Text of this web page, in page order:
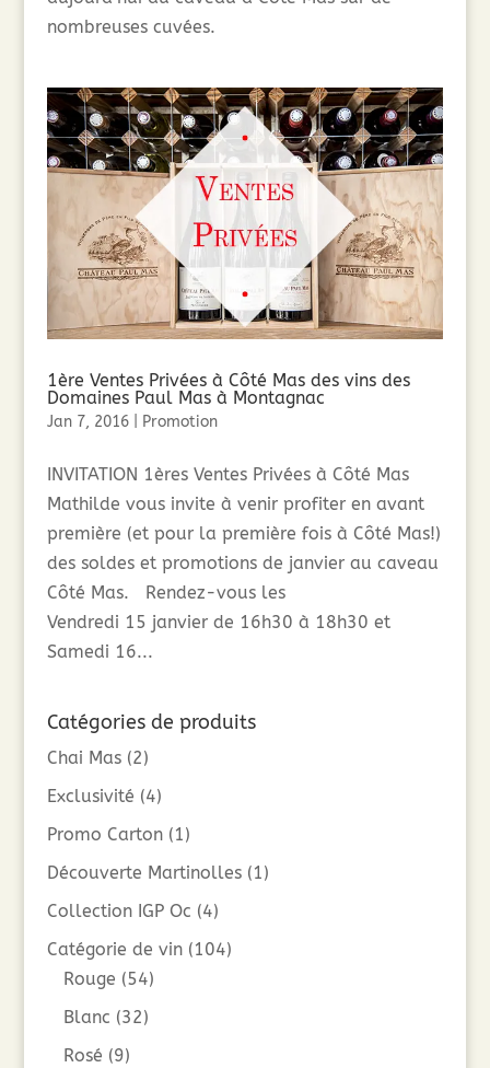
nombreuses cuvées.
1ère Ventes Privées à Côté Mas des vins des
Domaines Paul Mas à Montagnac
Jan 7, 2016| Promotion
INVITATION 1ères Ventes Privées à Côté Mas
Mathilde vous invite à venir profiter en avant
première (et pour la première fois à Côté Mas!)
des soldes et promotions de janvier au caveau
Côté Mas. Rendez-vous les
Vendredi 15 janvier de 16h30 à 18h30 et
Samedi 16...
Catégories de produits
Chai Mas (2)
Exclusivité (4)
Promo Carton (1)
Découverte Martinolles (1)
Collection IGP Oc (4)
Catégorie de vin (104)
Rouge (54)
Blanc (32)
Rosé (9)